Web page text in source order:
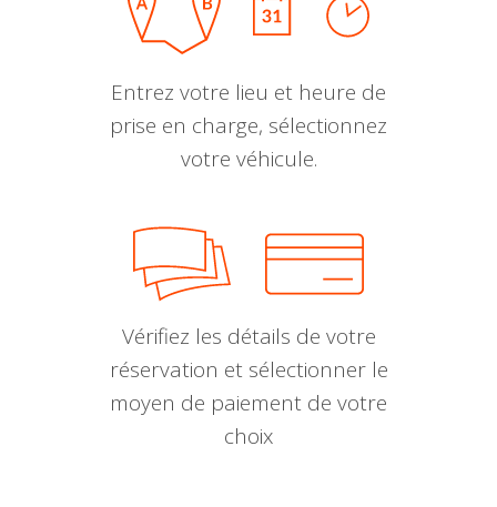
Entrez votre lieu et heure de
prise en charge, sélectionnez
votre véhicule.
Vérifiez les détails de votre
réservation et sélectionner le
moyen de paiement de votre
choix